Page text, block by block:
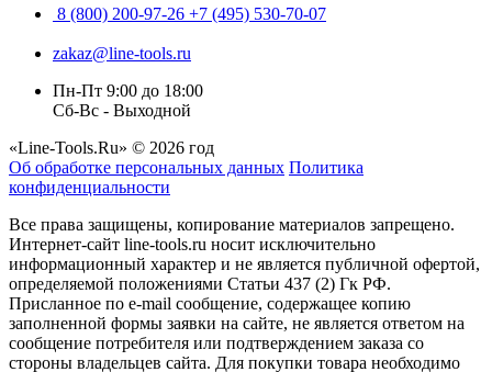
8 (800) 200-97-26 +7 (495) 530-70-07
zakaz@line-tools.ru
Пн-Пт 9:00 до 18:00
Сб-Вс - Выходной
«Line-Tools.Ru» © 2026 год
Об обработке персональных данных Политика
конфиденциальности
Все права защищены, копирование материалов запрещено.
Интернет-сайт line-tools.ru носит исключительно
информационный характер и не является публичной офертой,
определяемой положениями Статьи 437 (2) Гк РФ.
Присланное по e-mail сообщение, содержащее копию
заполненной формы заявки на сайте, не является ответом на
сообщение потребителя или подтверждением заказа со
стороны владельцев сайта. Для покупки товара необходимо